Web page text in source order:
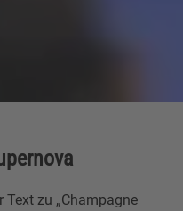
Text zu „Champagne